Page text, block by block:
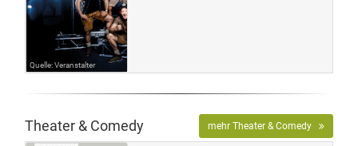
Quelle: Veranstalter
Theater & Comedy mehr Theater & Comedy